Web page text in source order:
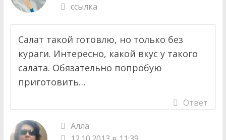
ссылка
Салат такой готовлю, но только без
кураги. Интересно, какой вкус у такого
салата. Обязательно попробую
приготовить…
Ответ
Алла